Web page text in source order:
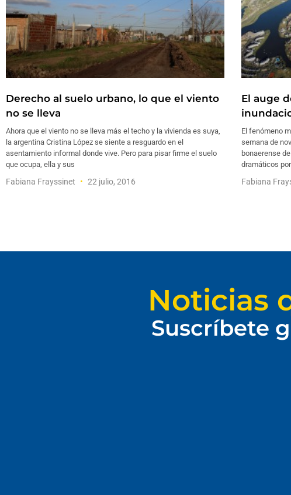
Derecho al suelo urbano, lo que el viento
no se lleva
Ahora que el viento no se lleva más el techo y la vivienda es suya,
la argentina Cristina López se siente a resguardo en el
asentamiento informal donde vive. Pero para pisar firme el suelo
que ocupa, ella y sus
Fabiana Frayssinet 22 julio, 2016
El auge
El fenómeno
semana de
bonaerense
dramáticos
Fabiana
Noticias
Suscríbete